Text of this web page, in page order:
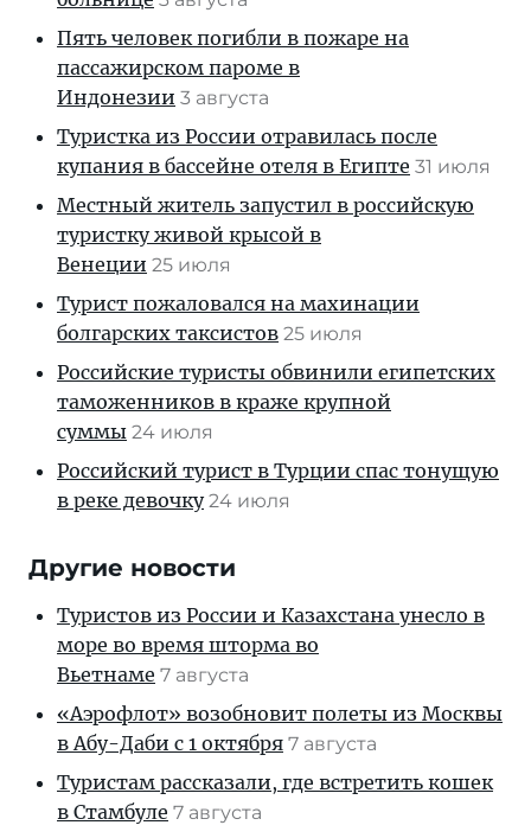
Пять человек погибли в пожаре на
пассажирском пароме в
Индонезии 3 августа
Туристка из России отравилась после
купания в бассейне отеля в Египте 31 июля
Местный житель запустил в российскую
туристку живой крысой в
Венеции 25 июля
Турист пожаловался на махинации
болгарских таксистов 25 июля
Российские туристы обвинили египетских
таможенников в краже крупной
суммы 24 июля
Российский турист в Турции спас тонущую
в реке девочку 24 июля
Другие новости
Туристов из России и Казахстана унесло в
море во время шторма во
Вьетнаме 7 августа
«Аэрофлот» возобновит полеты из Москвы
в Абу-Даби с 1 октября 7 августа
Туристам рассказали, где встретить кошек
в Стамбуле 7 августа